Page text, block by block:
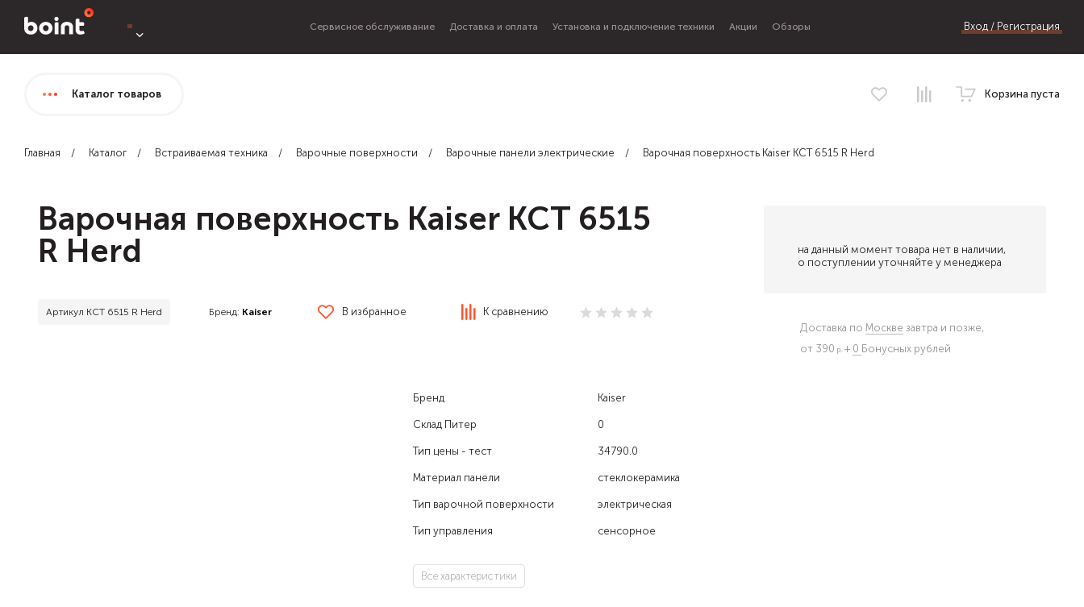
Сервисное обслуживание Доставка и оплата Установка и подключение техники Акции Обзоры Вход / Регистрация
Каталог товаров Корзина пуста
Главная Каталог Встраиваемая техника Варочные поверхности Варочные панели электрические Варочная поверхность Kaiser KCT 6515 R Herd
Варочная поверхность Kaiser KCT 6515
R Herd
Артикул KCT 6515 R Herd Бренд: Kaiser В избранное К сравнению
Бренд Kaiser
Склад Питер 0
Тип цены - тест 34790.0
Материал панели стеклокерамика
Тип варочной поверхности электрическая
Тип управления сенсорное
Все характеристики
на данный момент товара нет в наличии,
о поступлении уточняйте у менеджера
Доставка по Москве завтра и позже,
от 390
+ 0 Бонусных рублей